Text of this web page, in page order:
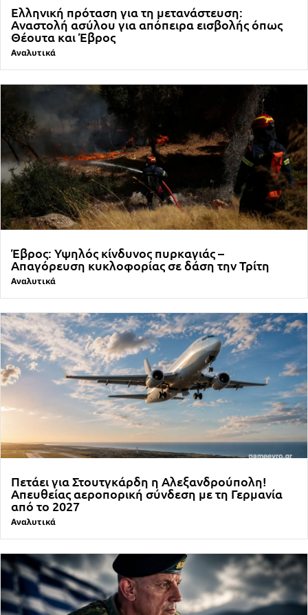
Ελληνική πρόταση για τη μετανάστευση:
Αναστολή ασύλου για απόπειρα εισβολής όπως
Θέουτα και Έβρος
Αναλυτικά
Έβρος: Υψηλός κίνδυνος πυρκαγιάς –
Απαγόρευση κυκλοφορίας σε δάση την Τρίτη
Αναλυτικά
Πετάει για Στουτγκάρδη η Αλεξανδρούπολη!
Απευθείας αεροπορική σύνδεση με τη Γερμανία
από το 2027
Αναλυτικά